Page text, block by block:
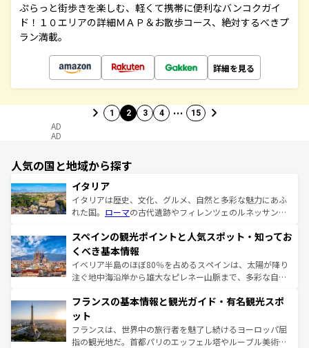
ぷらっと街歩きを楽しむ、軽くて携帯に便利なバンコクガイ
ド！１０エリアの詳細ＭＡＰ＆お散歩コース、絶対するべきプ
ラン満載。
詳細を見る
1 2 3 4 … 15
AD
AD
人気の国と地域から探す
イタリア
イタリアは歴史、文化、グルメ、自然と多彩な魅力にあふ
れた国。 ローマの古代遺跡やフィレンツェのルネッサンス
ろん、トスカーナの美しい田園風景やアマルフィ海岸の絶
景など、自然景観も見逃せない。観光の合間には、本場の
ピザやパスタなど、絶品のイタリア料理を堪能することも
できる。朝目覚めてから夜眠るまで、すべての瞬間を楽し
なお、新着のイタリア情報はコンテンツ一覧を参照してほ
しい。
スペインの観光ポイントと人気スポット・知ってお
くべき基本情報
イベリア半島のほぼ80％を占めるスペインは、太陽が降り
注ぐ地中海沿岸から雄大なピレネー山脈まで、多彩な自然
文化が根付くこの国では、情熱的なフラメンコ、熱気あふ
れる闘牛、そして美味しいタパスが生活の一部となってい
る。首都マドリードの洗練された雰囲気や、バルセロナの
アートに溢れた街角から、地方では古代ローマ遺跡や中世
フランスの基本情報と観光ガイド・有名観光スポ
ット
フランスは、世界中の旅行者を魅了し続けるヨーロッパ屈
指の観光地だ。首都パリのエッフェル塔やルーブル美術館